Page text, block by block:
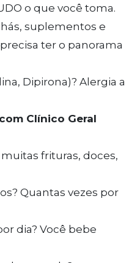
o que você toma.
suplementos e
ter o panorama
Dipirona)? Alergia a
Clínico Geral
frituras, doces,
Quantas vezes por
dia? Você bebe